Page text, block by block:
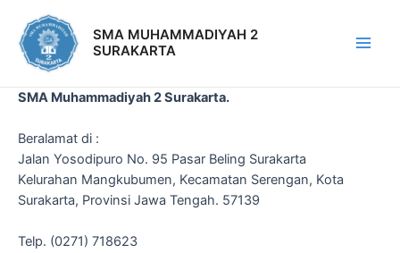
SMA MUHAMMADIYAH 2
SURAKARTA
SMA Muhammadiyah 2 Surakarta.
Beralamat di :
Jalan Yosodipuro No. 95 Pasar Beling Surakarta
Kelurahan Mangkubumen, Kecamatan Serengan, Kota
Surakarta, Provinsi Jawa Tengah. 57139
Telp. (0271) 718623